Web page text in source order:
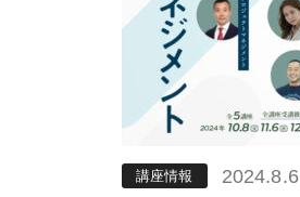
講座情報 2024.8.6